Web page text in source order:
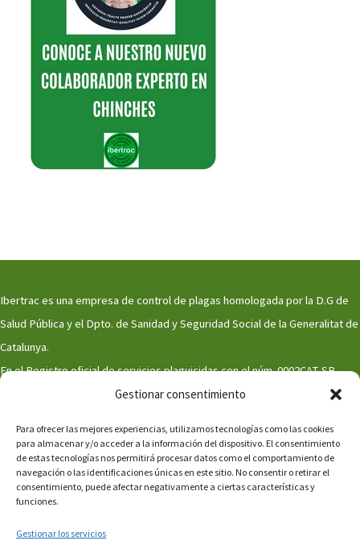
Gestionar consentimiento
Para ofrecer las mejores experiencias, utilizamos tecnologías como las cookies
para almacenar y/o acceder a la información del dispositivo. El consentimiento
de estas tecnologías nos permitirá procesar datos como el comportamiento de
navegación o las identificaciones únicas en este sitio. No consentir o retirar el
consentimiento, puede afectar negativamente a ciertas características y
funciones.
Gestionar los servicios
Ibertrac es una empresa de control de plagas homologada por la D.G de
Salud Pública y el Dpto. de Sanidad y Seguridad Social de la Generalitat de
Catalunya.
En el Registro oficial de servicios plaguicidas con el núm. 0002CAT-SB,
0002CAT-EB, 5109Cat-LgB
Contactar
Aviso legal y Política de Privacidad
Política de Cookies